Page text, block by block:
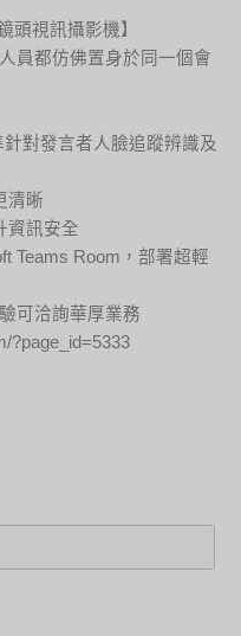
頭視訊攝影機】
員都仿佛置身於同一個會
對發言者人臉追蹤辨識及
清晰
資訊安全
Teams Room，部署超輕
可洽詢華厚業務
?page_id=5333